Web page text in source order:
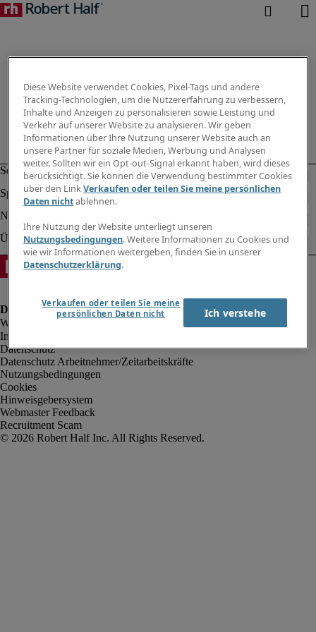
Impressum
Datenschutz
Datenschutz Arbeitnehmer/Zeitarbeitskräfte
Nutzungsbedingungen
Cookies
Hinweisgebersystem
Webmaster Feedback
Recruitment Scam
Diese Website verwendet Cookies, Pixel-Tags und andere
Tracking-Technologien, um die Nutzererfahrung zu verbessern,
Inhalte und Anzeigen zu personalisieren sowie Leistung und
Verkehr auf unserer Website zu analysieren. Wir geben
Informationen über Ihre Nutzung unserer Website auch an
unsere Partner für soziale Medien, Werbung und Analysen
weiter. Sollten wir ein Opt-out-Signal erkannt haben, wird dieses
berücksichtigt. Sie können die Verwendung bestimmter Cookies
über den LinkVerkaufen oder teilen Sie meine persönlichen
Daten nichtablehnen.
Ihre Nutzung der Website unterliegt unseren
Nutzungsbedingungen. Weitere Informationen zu Cookies und
wie wir Informationen weitergeben, finden Sie in unserer
Datenschutzerklärung.
Verkaufen oder teilen Sie meine
persönlichen Daten nicht
Ich verstehe